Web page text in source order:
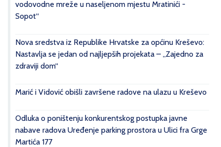
vodovodne mreže u naseljenom mjestu Mratinići -
Sopot“
Nova sredstva iz Republike Hrvatske za općinu Kreševo:
Nastavlja se jedan od najljepših projekata – „Zajedno za
zdraviji dom“
Marić i Vidović obišli završene radove na ulazu u Kreševo
Odluka o poništenju konkurentskog postupka javne
nabave radova Uređenje parking prostora u Ulici fra Grge
Martića 177